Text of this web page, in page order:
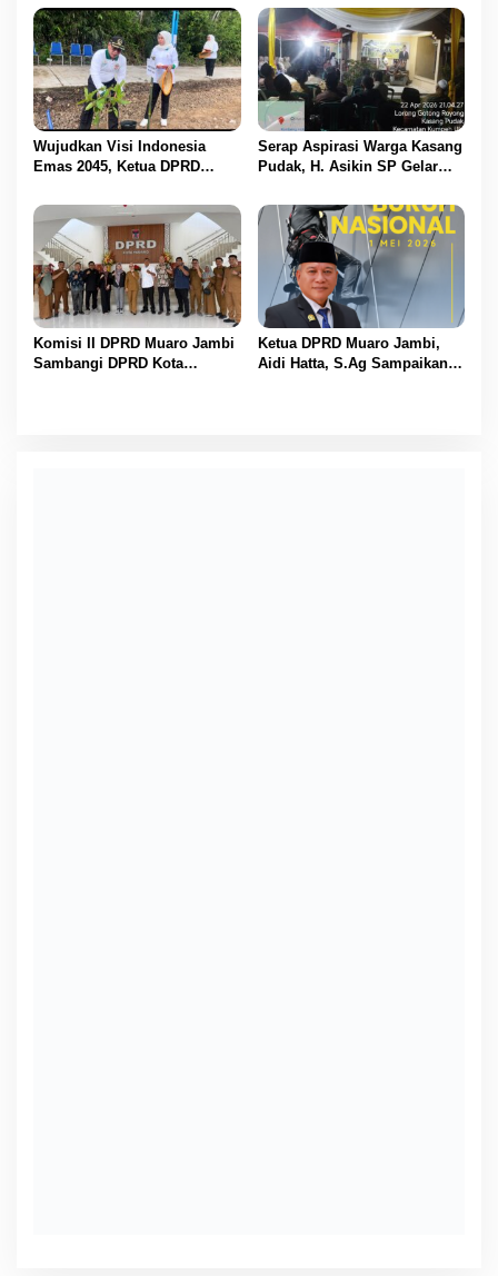
BBS
untuk BBS
Wujudkan Visi Indonesia
Emas 2045, Ketua DPRD
Bupati dalam Aksi
Penanaman Pohon Serentak
Serap Aspirasi Warga Kasang
Pudak, H. Asikin SP Gelar
Lorong Gotong Royong
Komisi II DPRD Muaro Jambi
Sambangi DPRD Kota
Ketua DPRD Muaro Jambi,
Aidi Hatta, S.Ag Sampaikan